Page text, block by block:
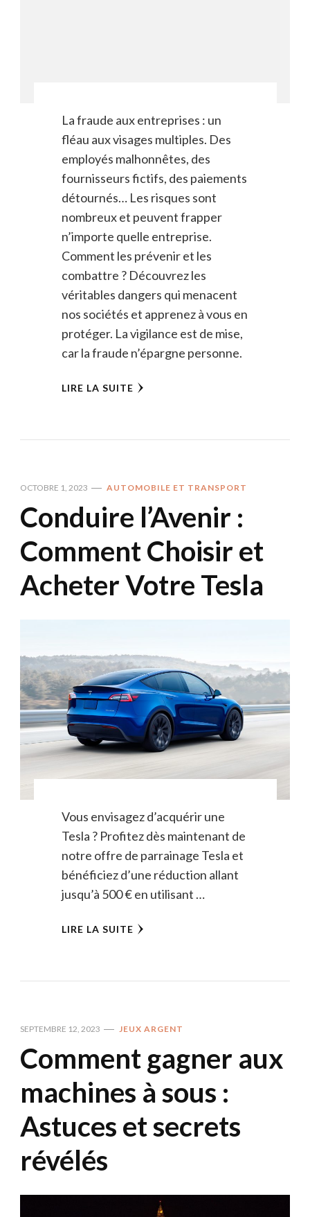
La fraude aux entreprises : un
fléau aux visages multiples. Des
employés malhonnêtes, des
fournisseurs fictifs, des paiements
détournés… Les risques sont
nombreux et peuvent frapper
n’importe quelle entreprise.
Comment les prévenir et les
combattre ? Découvrez les
véritables dangers qui menacent
nos sociétés et apprenez à vous en
protéger. La vigilance est de mise,
car la fraude n’épargne personne.
LIRE LA SUITE
OCTOBRE 1, 2023 AUTOMOBILE ET TRANSPORT
Conduire l’Avenir :
Comment Choisir et
Acheter Votre Tesla
Vous envisagez d’acquérir une
Tesla ? Profitez dès maintenant de
notre offre de parrainage Tesla et
bénéficiez d’une réduction allant
jusqu’à 500 € en utilisant …
LIRE LA SUITE
SEPTEMBRE 12, 2023 JEUX ARGENT
Comment gagner aux
machines à sous :
Astuces et secrets
révélés